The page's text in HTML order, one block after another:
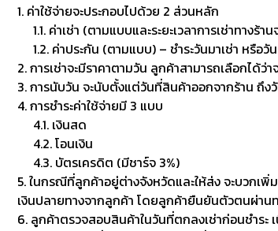
1. ค่าใช้จ่ายจะประกอบไปด้วย 2 ส่วนหลัก
1.1. ค่าเช่า (ตามแบบและระยะเวลาการเช่าทางร้
1.2. ค่าประกัน (ตามแบบ) – ชำระวันมาเช่า หรือ
2. การเช่าจะมีราคาตามวัน ลูกค้าสามารถเลือกได้ว่
3. การนับวัน จะนับตั้งแต่วันที่สินค้าออกจากร้าน ถึง
4. การชำระค่าใช้จ่ายมี 3 แบบ
4.1. เงินสด
4.2. โอนเงิน
4.3. บัตรเครดิต (มีชาร์จ 3%)
5. ในกรณีที่ลูกค้าอยู่ต่างจังหวัดและให้ส่ง จะบวกเ
เงินปลายทางจากลูกค้า โดยลูกค้ายืนยันตัวตนผ่าน
6. ลูกค้าตรวจสอบสินค้าในวันที่ตกลงเช่าก่อนชำระ